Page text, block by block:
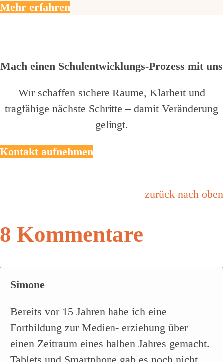
Mehr erfahren
Mach einen Schulentwicklungs-Prozess mit uns
Wir schaffen sichere Räume, Klarheit und
tragfähige nächste Schritte – damit Veränderung
gelingt.
Kontakt aufnehmen
zurück nach oben
8 Kommentare
Simone
Bereits vor 15 Jahren habe ich eine
Fortbildung zur Medien- erziehung über
einen Zeitraum eines halben Jahres gemacht.
Tablets und Smartphone gab es noch nicht.